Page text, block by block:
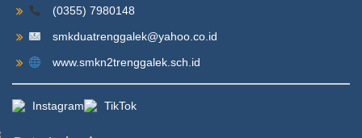
(0355) 7980148
smkduatrenggalek@yahoo.co.id
www.smkn2trenggalek.sch.id
Instagram TikTok